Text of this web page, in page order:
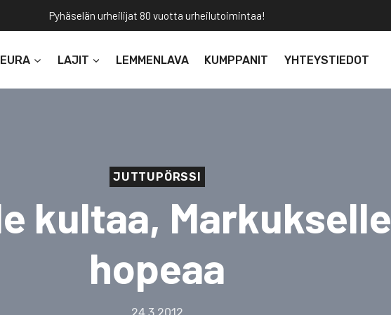
Pyhäselän urheilijat 80 vuotta urheilutoimintaa!
LAJIT LEMMENLAVA KUMPPANIT YHTEYSTIEDOT
JUTTUPÖRSSI
kultaa, Markukselle
hopeaa